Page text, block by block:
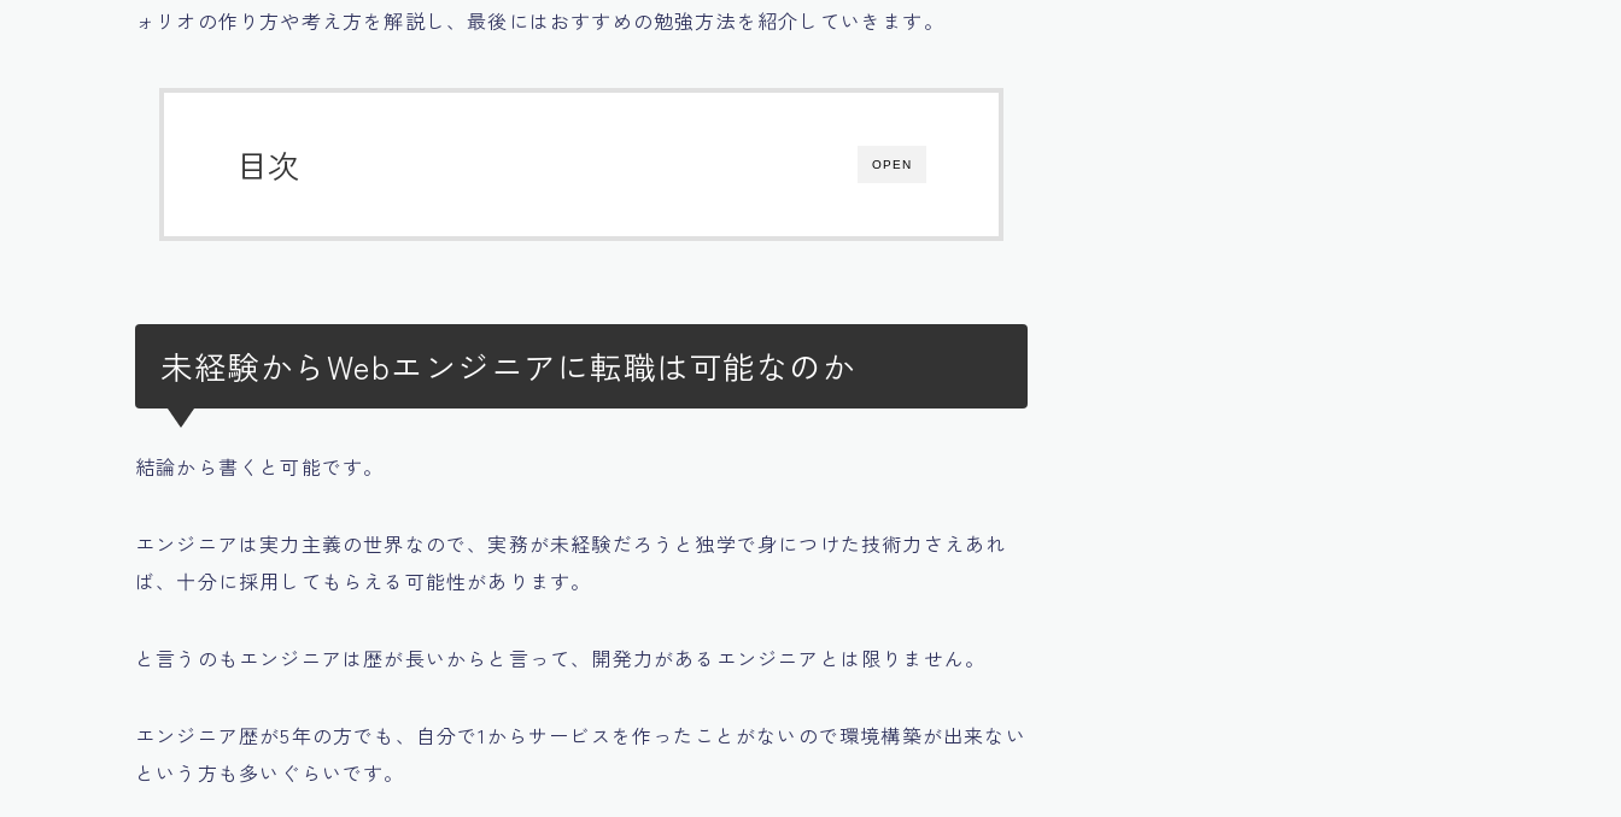
ォリオの作り方や考え方を解説し、最後にはおすすめの勉強方法を紹介していきます。
OPEN
目次
未経験からWebエンジニアに転職は可能なのか
結論から書くと可能です。
エンジニアは実力主義の世界なので、実務が未経験だろうと独学で身につけた技術力さえあれ
ば、 十分に採用してもらえる可能性があります。
と言うのもエンジニアは歴が長いからと言って、開発力があるエンジニアとは限りません。
エンジニア歴が5年の方でも、自分で1からサービスを作ったことがないので環境構築が出来ない
という方も多いぐらいです。